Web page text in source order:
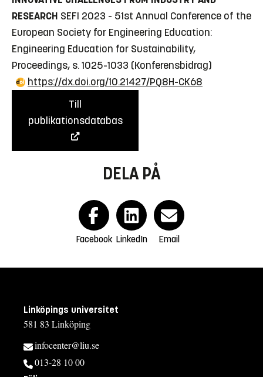
RESEARCH SEFI 2023 - 51st Annual Conference of the
European Society for Engineering Education:
Engineering Education for Sustainability,
Proceedings, s. 1025-1033 (Konferensbidrag)
https://dx.doi.org/10.21427/PQ8H-CK68
Till
publikationsdatabas
DELA PÅ
Facebook LinkedIn Email
Linköpings universitet
581 83 Linköping
infocenter@liu.se
013-28 10 00